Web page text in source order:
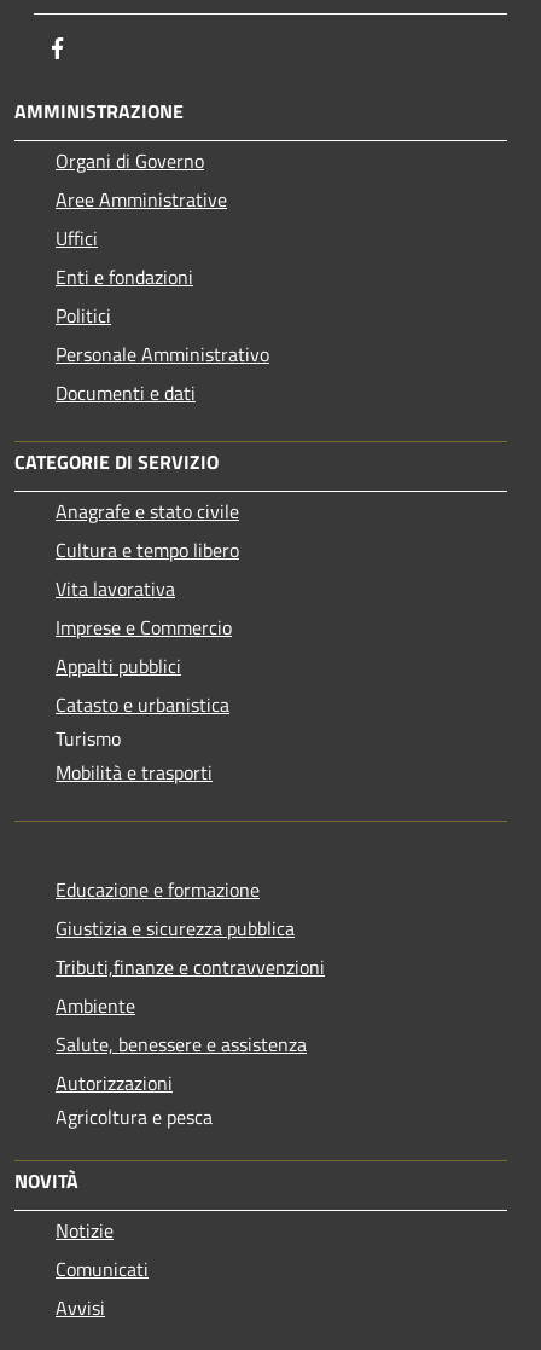
AMMINISTRAZIONE
Organi di Governo
Aree Amministrative
Uffici
Enti e fondazioni
Politici
Personale Amministrativo
Documenti e dati
CATEGORIE DI SERVIZIO
Anagrafe e stato civile
Cultura e tempo libero
Vita lavorativa
Imprese e Commercio
Appalti pubblici
Catasto e urbanistica
Turismo
Mobilità e trasporti
Educazione e formazione
Giustizia e sicurezza pubblica
Tributi,finanze e contravvenzioni
Ambiente
Salute, benessere e assistenza
Autorizzazioni
Agricoltura e pesca
NOVITÀ
Notizie
Comunicati
Avvisi